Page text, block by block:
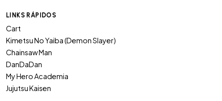
LINKS RÁPIDOS
Cart
Kimetsu No Yaiba (Demon Slayer)
Chainsaw Man
DanDaDan
My Hero Academia
Jujutsu Kaisen